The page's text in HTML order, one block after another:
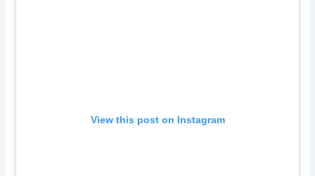
View this post on Instagram